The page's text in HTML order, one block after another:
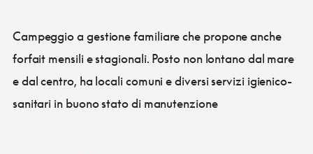
Campeggio a gestione familiare che propone anche
forfait mensili e stagionali. Posto non lontano dal mare
e dal centro, ha locali comuni e diversi servizi igienico-
sanitari in buono stato di manutenzione